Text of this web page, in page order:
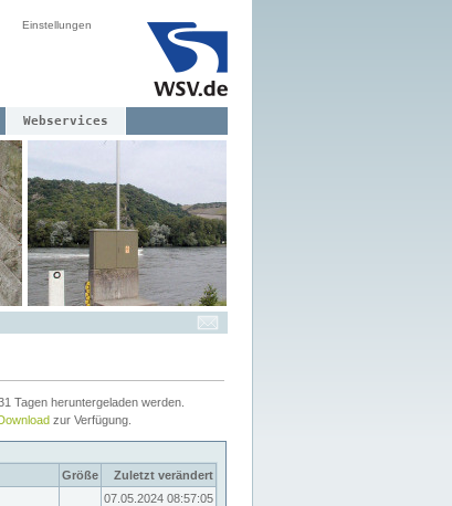
Einstellungen
Webservices
Tagen heruntergeladen werden.
zur Verfügung.
Größe
Zuletzt verändert
07.05.2024 08:57:05